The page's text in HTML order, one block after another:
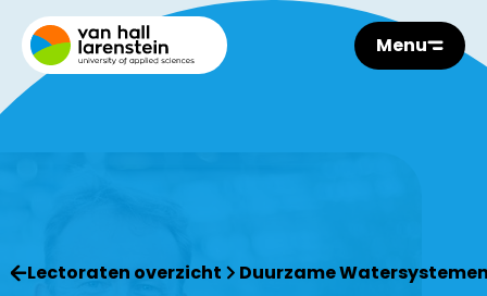
Menu
Lectoraten overzicht Duurzame